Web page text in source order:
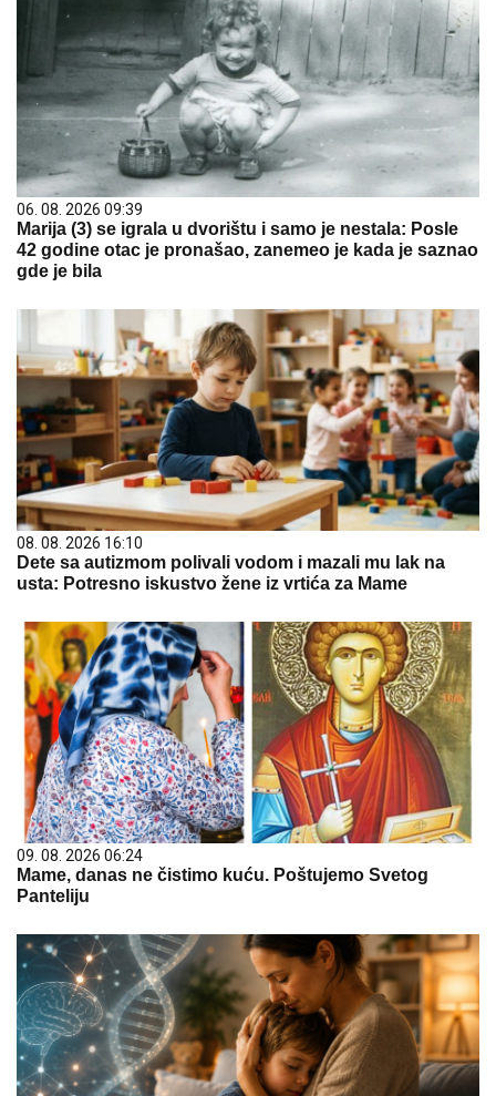
06. 08. 2026 09:39
Marija (3) se igrala u dvorištu i samo je nestala: Posle
42 godine otac je pronašao, zanemeo je kada je saznao
gde je bila
08. 08. 2026 16:10
Dete sa autizmom polivali vodom i mazali mu lak na
usta: Potresno iskustvo žene iz vrtića za Mame
09. 08. 2026 06:24
Mame, danas ne čistimo kuću. Poštujemo Svetog
Panteliju